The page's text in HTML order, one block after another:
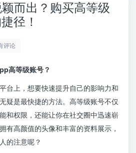
而出？购买高等级
径！
评论
高等级账号？
台上，想要快速提升自己的影响力和
疑是最快捷的方法。高等级账号不仅
和权限，还能让你在社交圈中迅速崭
有高颜值的头像和丰富的资料展示，
的注意呢？